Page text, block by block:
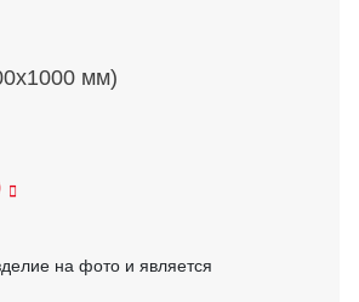
мм)
на фото и является